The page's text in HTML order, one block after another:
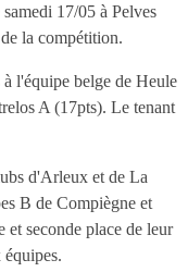
17/05 à Pelves
la compétition.
belge de Heule
A (17pts). Le tenant
d'Arleux et de La
B de Compiègne et
et seconde place de leur